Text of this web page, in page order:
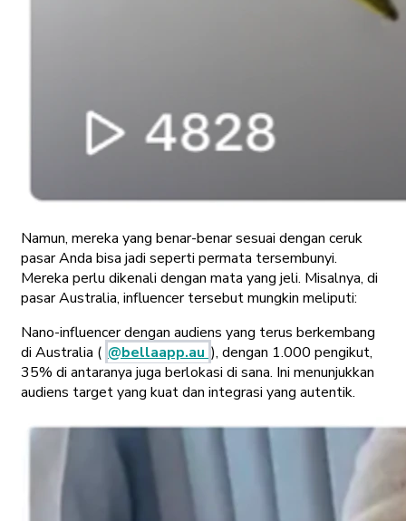
Namun, mereka yang benar-benar sesuai dengan ceruk
pasar Anda bisa jadi seperti permata tersembunyi.
Mereka perlu dikenali dengan mata yang jeli. Misalnya, di
pasar Australia, influencer tersebut mungkin meliputi:
Nano-influencer dengan audiens yang terus berkembang
di Australia ( @bellaapp.au ), dengan 1.000 pengikut,
35% di antaranya juga berlokasi di sana. Ini menunjukkan
audiens target yang kuat dan integrasi yang autentik.